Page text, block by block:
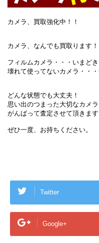
カメラ、買取強化中！！
カメラ、なんでも買取ります！
フィルムカメラ・・・いまど
壊れて使ってないカメラ・・
どんな状態でも大丈夫！
思い出のつまった大切なカメラ
がんばって査定させて頂きます
ぜひ一度、お持ちください。
Twitter
Google+